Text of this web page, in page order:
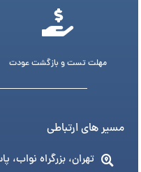
مهلت تست و بازگشت عودت
مسیر های ارتباطی
تهران، بزرگراه نواب،